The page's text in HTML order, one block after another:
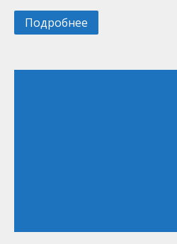
Подробнее